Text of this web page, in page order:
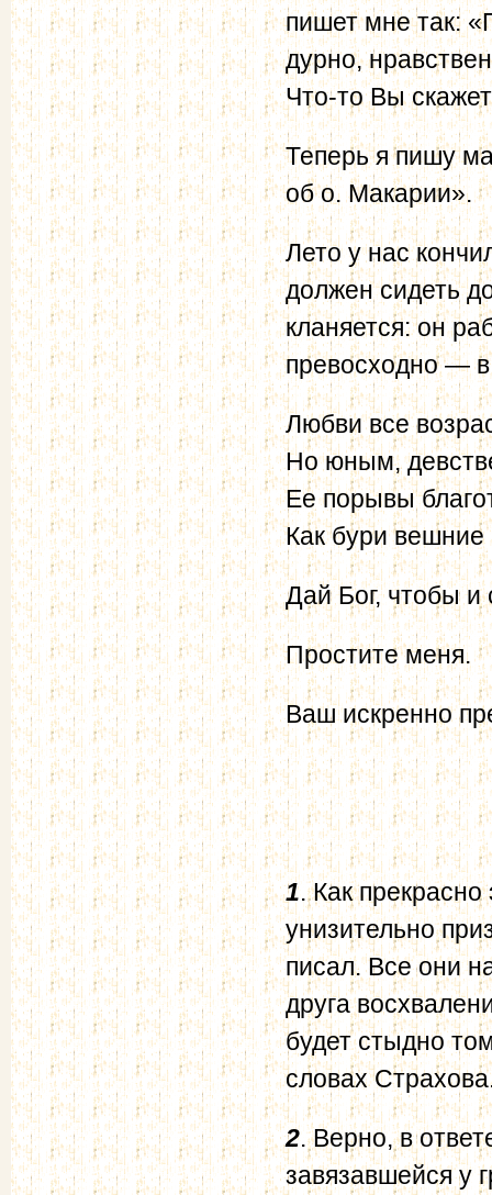
пишет мне так:
дурно,
Что-то Вы
Теперь я пишу
об о. Макарии».
Лето у нас
должен сидеть
кланяется: он
превосходно —
Любви все
Но юным,
Ее порывы
Как бури вешние
Дай Бог, чтобы
Простите меня.
Ваш искренно
1. Как
унизительно
писал. Все они
друга
будет стыдно
словах
2. Верно, в
завязавшейся у